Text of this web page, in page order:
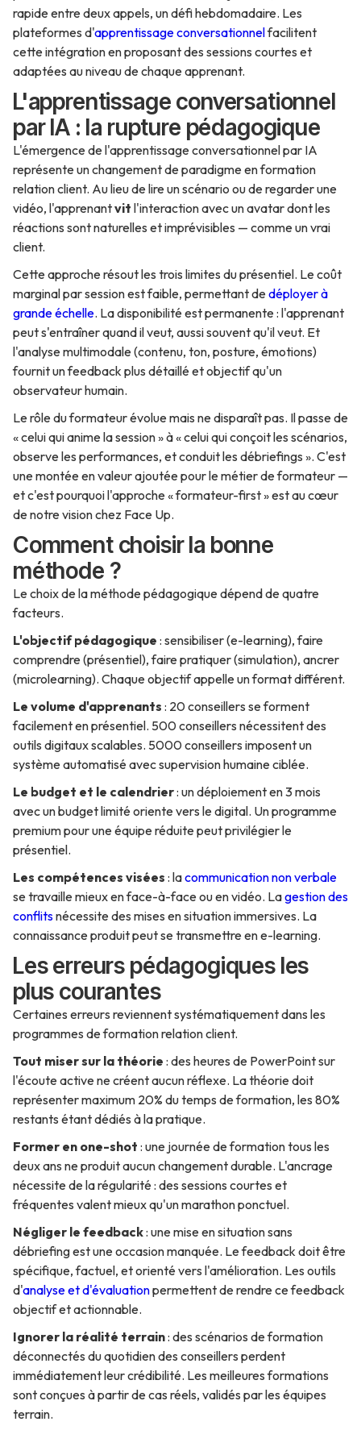
rapide entre deux appels, un défi hebdomadaire. Les
plateformes d'apprentissage conversationnelfacilitent
cette intégration en proposant des sessions courtes et
adaptées au niveau de chaque apprenant.
L'apprentissage conversationnel
par IA : la rupture pédagogique
L'émergence de l'apprentissage conversationnel par IA
représente un changement de paradigme en formation
relation client. Au lieu de lire un scénario ou de regarder une
vidéo, l'apprenantvit l'interaction avec un avatar dont les
réactions sont naturelles et imprévisibles — comme un vrai
client.
Cette approche résout les trois limites du présentiel. Le coût
marginal par session est faible, permettant dedéployer à
grande échelle. La disponibilité est permanente : l'apprenant
peut s'entraîner quand il veut, aussi souvent qu'il veut. Et
l'analyse multimodale (contenu, ton, posture, émotions)
fournit un feedback plus détaillé et objectif qu'un
observateur humain.
Le rôle du formateur évolue mais ne disparaît pas. Il passe de
« celui qui anime la session » à « celui qui conçoit les scénarios,
observe les performances, et conduit les débriefings ». C'est
une montée en valeur ajoutée pour le métier de formateur —
et c'est pourquoi l'approche « formateur-first » est au cœur
de notre vision chez Face Up.
Comment choisir la bonne
méthode ?
Le choix de la méthode pédagogique dépend de quatre
facteurs.
L'objectif pédagogique : sensibiliser (e-learning), faire
comprendre (présentiel), faire pratiquer (simulation), ancrer
(microlearning). Chaque objectif appelle un format différent.
Le volume d'apprenants : 20 conseillers se forment
facilement en présentiel. 500 conseillers nécessitent des
outils digitaux scalables. 5000 conseillers imposent un
système automatisé avec supervision humaine ciblée.
Le budget et le calendrier: un déploiement en 3 mois
avec un budget limité oriente vers le digital. Un programme
premium pour une équipe réduite peut privilégier le
présentiel.
Les compétences visées : lacommunication non verbale
se travaille mieux en face-à-face ou en vidéo. Lagestion des
conflitsnécessite des mises en situation immersives. La
connaissance produit peut se transmettre en e-learning.
Les erreurs pédagogiques les
plus courantes
Certaines erreurs reviennent systématiquement dans les
programmes de formation relation client.
Tout miser sur la théorie : des heures de PowerPoint sur
l'écoute active ne créent aucun réflexe. La théorie doit
représenter maximum 20% du temps de formation, les 80%
restants étant dédiés à la pratique.
Former en one-shot : une journée de formation tous les
deux ans ne produit aucun changement durable. L'ancrage
nécessite de la régularité : des sessions courtes et
fréquentes valent mieux qu'un marathon ponctuel.
Négliger le feedback: une mise en situation sans
débriefing est une occasion manquée. Le feedback doit être
spécifique, factuel, et orienté vers l'amélioration. Les outils
d'analyse et d'évaluationpermettent de rendre ce feedback
objectif et actionnable.
Ignorer la réalité terrain: des scénarios de formation
déconnectés du quotidien des conseillers perdent
immédiatement leur crédibilité. Les meilleures formations
sont conçues à partir de cas réels, validés par les équipes
terrain.